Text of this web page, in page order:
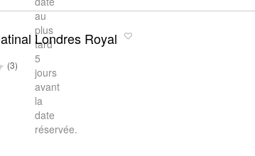
au
plus
tard
5
jours
avant
la
date
réservée.
Londres Royal
(3)